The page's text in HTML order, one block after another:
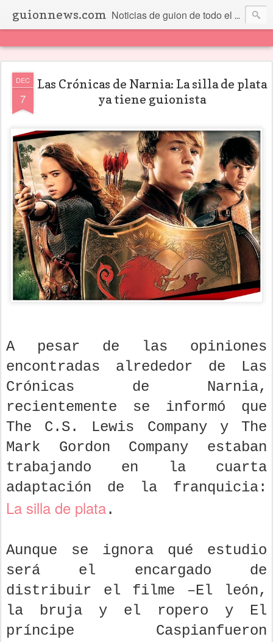
guionnews.com Noticias de guion de todo el mundo... Y más.
DEC
7
Las Crónicas de Narnia: La silla de plata
ya tiene guionista
A pesar de las opiniones
encontradas alrededor de Las
Crónicas de Narnia,
recientemente se informó que
The C.S. Lewis Company y The
Mark Gordon Company estaban
trabajando en la cuarta
adaptación de la franquicia:
La silla de plata.
Aunque se ignora qué estudio
será el encargado de
distribuir el filme –El león,
la bruja y el ropero y El
príncipe Caspianfueron